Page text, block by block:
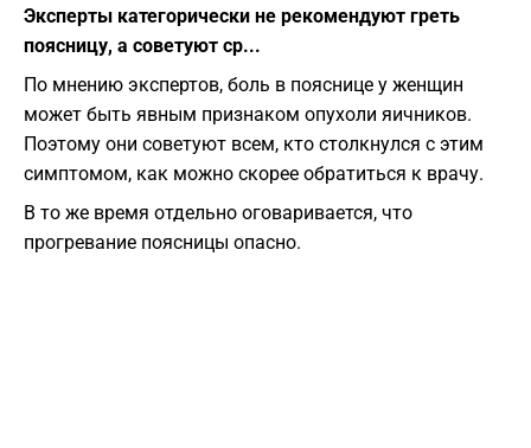
Эксперты категорически не рекомендуют греть
поясницу, а советуют ср...
По мнению экспертов, боль в пояснице у женщин
может быть явным признаком опухоли яичников.
Поэтому они советуют всем, кто столкнулся с этим
симптомом, как можно скорее обратиться к врачу.
В то же время отдельно оговаривается, что
прогревание поясницы опасно.